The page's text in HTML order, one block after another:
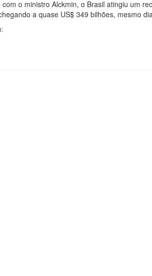
com o ministro Alckmin, o Brasil atingiu um
a quase US$ 349 bilhões, mesmo